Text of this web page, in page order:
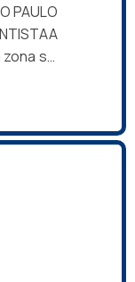
PAULO
sul
com
de
para
do
de